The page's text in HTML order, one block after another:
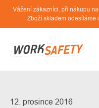
Přejít
obsah
Vážení zákazníci, při nákupu
Zboží skladem odesíláme
12. prosince 2016